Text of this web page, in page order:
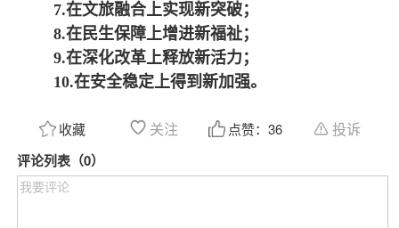
7.在文旅融合上实现新突破；
8.在民生保障上增进新福祉；
9.在深化改革上释放新活力；
10.在安全稳定上得到新加强。
收藏 关注 点赞： 36 投诉
评论列表（0）